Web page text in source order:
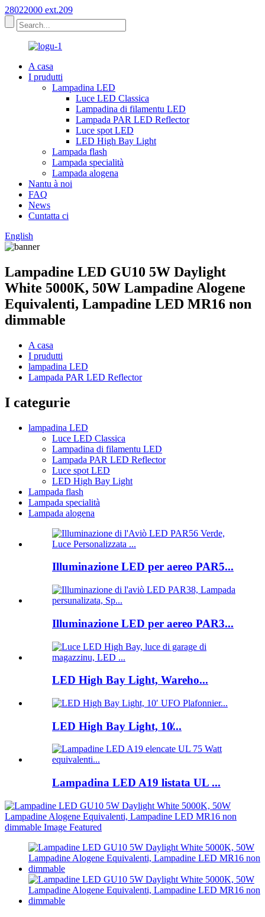
28022000 ext.209
A casa
I prudutti
Lampadina LED
Luce LED Classica
Lampadina di filamentu LED
Lampada PAR LED Reflector
Luce spot LED
LED High Bay Light
Lampada flash
Lampada specialità
Lampada alogena
Nantu à noi
FAQ
News
Cuntatta ci
English
Lampadine LED GU10 5W Daylight
White 5000K, 50W Lampadine Alogene
Equivalenti, Lampadine LED MR16 non
dimmable
A casa
I prudutti
lampadina LED
Lampada PAR LED Reflector
I categurie
lampadina LED
Luce LED Classica
Lampadina di filamentu LED
Lampada PAR LED Reflector
Luce spot LED
LED High Bay Light
Lampada flash
Lampada specialità
Lampada alogena
Illuminazione LED per aereo PAR5...
Illuminazione LED per aereo PAR3...
LED High Bay Light, Wareho...
LED High Bay Light, 10̸...
Lampadina LED A19 listata UL ...